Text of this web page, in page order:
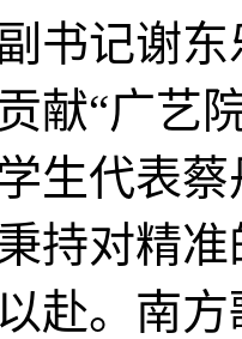
书记谢
献“广艺
生代表
持对精
赴。南